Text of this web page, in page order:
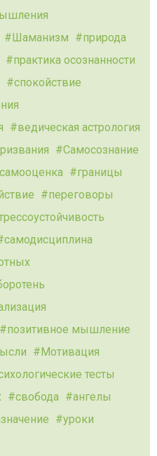
Шаманизм
природа
практика осознанности
спокойствие
ведическая астрология
Самосознание
самооценка
границы
переговоры
самодисциплина
позитивное мышление
Мотивация
тесты
свобода
ангелы
уроки